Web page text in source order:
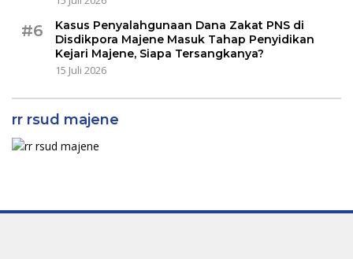
#6
Kasus Penyalahgunaan Dana Zakat PNS di
Disdikpora Majene Masuk Tahap Penyidikan
Kejari Majene, Siapa Tersangkanya?
15 Juli 2026
rr rsud majene